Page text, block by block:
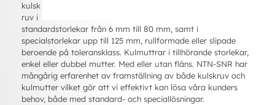
kulsk
ruv i
standardstorlekar från 6 mm till 80 mm, samt i
specialstorlekar upp till 125 mm, rullformade eller slipade
beroende på toleransklass. Kulmuttrar i tillhörande storlekar,
enkel eller dubbel mutter. Med eller utan fläns. NTN-SNR har
mångårig erfarenhet av framställning av både kulskruv och
kulmutter vilket gör att vi effektivt kan lösa våra kunders
behov, både med standard- och speciallösningar.